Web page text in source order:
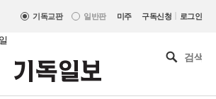
기독교판 일반판 미주 구독신청 | 로그인